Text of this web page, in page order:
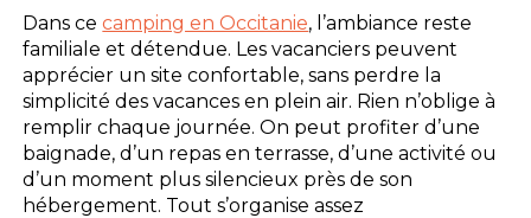
Dans cecamping en Occitanie, l’ambiance reste
familiale et détendue. Les vacanciers peuvent
apprécier un site confortable, sans perdre la
simplicité des vacances en plein air. Rien n’oblige à
remplir chaque journée. On peut profiter d’une
baignade, d’un repas en terrasse, d’une activité ou
d’un moment plus silencieux près de son
hébergement. Tout s’organise assez